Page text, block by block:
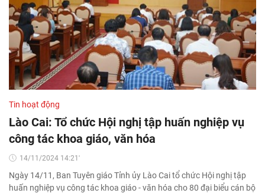
Tin hoạt động
Lào Cai: Tổ chức Hội nghị tập huấn nghiệp vụ
công tác khoa giáo, văn hóa
14/11/2024 14:21'
Ngày 14/11, Ban Tuyên giáo Tỉnh ủy Lào Cai tổ chức Hội nghị tập
huấn nghiệp vụ công tác khoa giáo - văn hóa cho 80 đại biểu cán bộ